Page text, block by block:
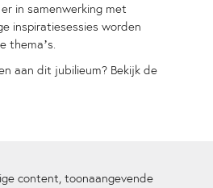
in samenwerking met
inspiratiesessies worden
thema’s.
aan dit jubilieum? Bekijk de
content, toonaangevende